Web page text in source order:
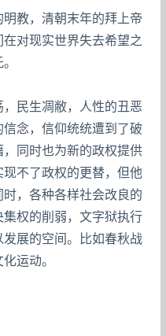
教，清朝末年的拜上帝
对现实世界失去希望之
民生凋敝，人性的丑恶
念，信仰统统遭到了破
同时也为新的政权提供
不了政权的更替，但他
，各种各样社会改良的
权的削弱，文字狱执行
展的空间。比如春秋战
运动。